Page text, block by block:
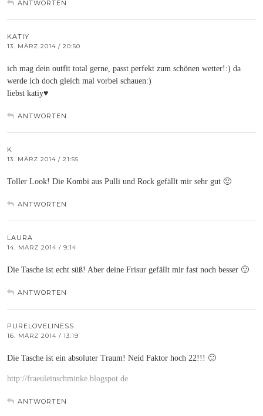
ANTWORTEN
KATIY
13. MÄRZ 2014 / 20:50
ich mag dein outfit total gerne, passt perfekt zum schönen wetter!:) da
werde ich doch gleich mal vorbei schauen:)
liebst katiy♥
ANTWORTEN
K
13. MÄRZ 2014 / 21:55
Toller Look! Die Kombi aus Pulli und Rock gefällt mir sehr gut 🙂
ANTWORTEN
LAURA
14. MÄRZ 2014 / 9:14
Die Tasche ist echt süß! Aber deine Frisur gefällt mir fast noch besser 🙂
ANTWORTEN
PURELOVELINESS
16. MÄRZ 2014 / 13:19
Die Tasche ist ein absoluter Traum! Neid Faktor hoch 22!!! 🙂
http://fraeuleinschminke.blogspot.de
ANTWORTEN